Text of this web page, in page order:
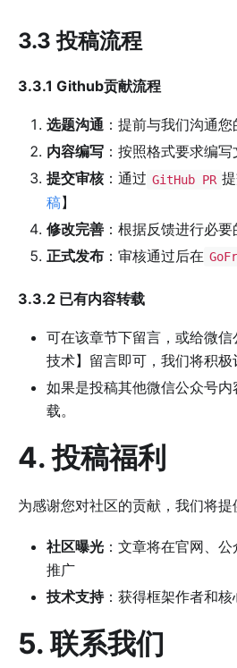
3.3 投稿流程
3.3.1 Github贡献流程
选题沟通 ：提前与我们沟通
内容编写 ：按照格式要求编
提交审核：通过 GitHub PR
稿】
修改完善 ：根据反馈进行必
正式发布 ：审核通过后在
3.3.2 已有内容转载
可在该章节下留言，或给微信
技术】留言即可，我们将积极
如果是投稿其他微信公众号
载。
4. 投稿福利
为感谢您对社区的贡献，我们将提
社区曝光 ：文章将在官网、公
推广
技术支持：获得框架作者和
5. 联系我们